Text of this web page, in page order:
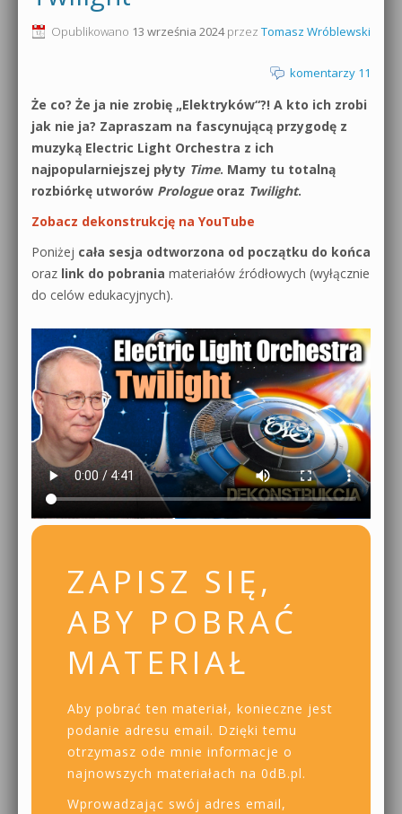
Produkcja muzyczna od podstaw
Sound Forge od podstaw
Dubstep z syntezatorem Massive
Kontakt 5 Kompendium
0dB.pl - informacje
Materiały dla mediów
Archiwum aktualności
Polityka prywatności
Regulamin
Działanie sklepu internetowego
Opublikowano 13 września 2024przez Tomasz Wróblewski
komentarzy 11
Że co? Że ja nie zrobię „Elektryków“?! A kto ich zrobi
jak nie ja? Zapraszam na fascynującą przygodę z
muzyką Electric Light Orchestra z ich
najpopularniejszej płyty Time. Mamy tu totalną
rozbiórkę utworów Prologueoraz Twilight.
Zobacz dekonstrukcję na YouTube
Poniżej cała sesja odtworzona od początku do końca
oraz link do pobrania materiałów źródłowych (wyłącznie
do celów edukacyjnych).
ZAPISZ SIĘ,
ABY POBRAĆ
MATERIAŁ
Aby pobrać ten materiał, konieczne jest
podanie adresu email. Dzięki temu
otrzymasz ode mnie informacje o
najnowszych materiałach na 0dB.pl.
Wprowadzając swój adres email,